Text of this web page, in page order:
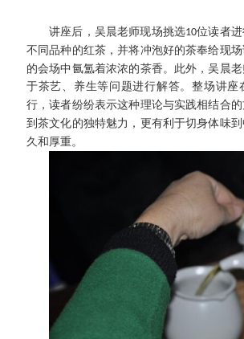
讲座后，吴晨老师现场挑选10位读者
不同品种的红茶，并将冲泡好的茶奉给现
的会场中氤氲着浓浓的茶香。此外，吴晨
于茶艺、养生等问题进行解答。整场讲座
行，读者纷纷表示这种理论与实践相结合
到茶文化的独特魅力，更有利于切身体味
久和厚重。